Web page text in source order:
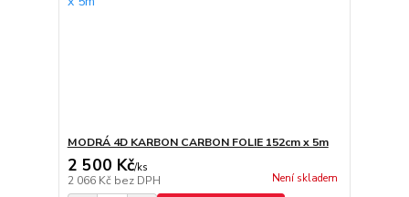
MODRÁ 4D KARBON CARBON FOLIE 152cm x 5m
2 500 Kč/ks
2 066 Kč bez DPH Není skladem